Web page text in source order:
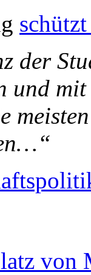
der
und
von